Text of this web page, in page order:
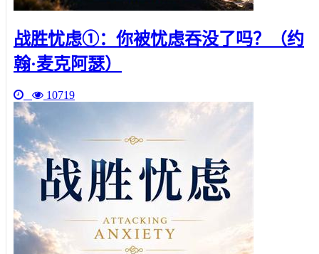
战胜忧虑①：你被忧虑吞没了吗？（约
翰·麦克阿瑟）
10719